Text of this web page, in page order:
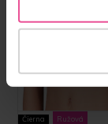
Čierna Ružová